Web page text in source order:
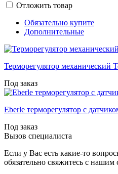
Отложить товар
Обязательно купите
Дополнительные
Терморегулятор механический
Под заказ
Eberle терморегулятор с
Под заказ
Вызов специалиста
Если у Вас есть какие-то
обязательно свяжитесь с нашим